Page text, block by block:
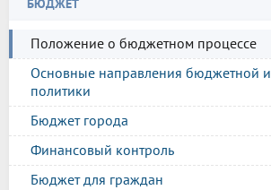
БЮДЖЕТ
Положение о бюджетном процессе
Основные направления бюджетной
политики
Бюджет города
Финансовый контроль
Бюджет для граждан